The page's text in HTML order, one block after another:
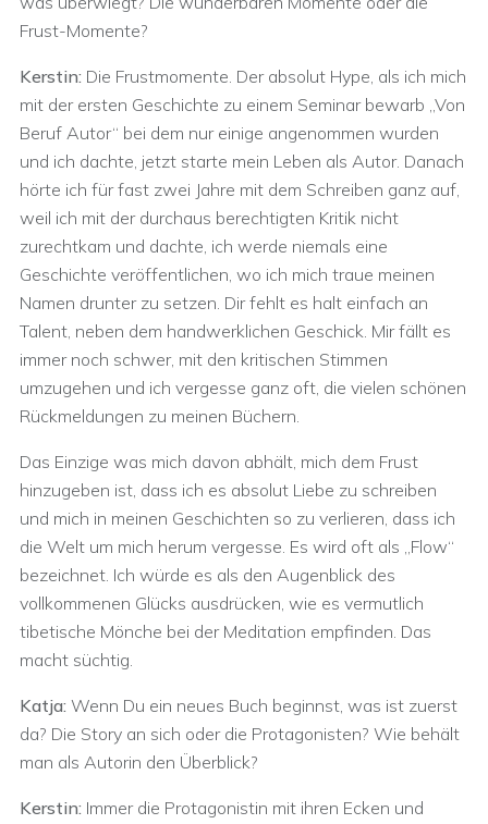
Frust-Momente?
Kerstin: Die Frustmomente. Der absolut Hype, als ich mich
mit der ersten Geschichte zu einem Seminar bewarb „Von
Beruf Autor“ bei dem nur einige angenommen wurden
und ich dachte, jetzt starte mein Leben als Autor. Danach
hörte ich für fast zwei Jahre mit dem Schreiben ganz auf,
weil ich mit der durchaus berechtigten Kritik nicht
zurechtkam und dachte, ich werde niemals eine
Geschichte veröffentlichen, wo ich mich traue meinen
Namen drunter zu setzen. Dir fehlt es halt einfach an
Talent, neben dem handwerklichen Geschick. Mir fällt es
immer noch schwer, mit den kritischen Stimmen
umzugehen und ich vergesse ganz oft, die vielen schönen
Rückmeldungen zu meinen Büchern.
Das Einzige was mich davon abhält, mich dem Frust
hinzugeben ist, dass ich es absolut Liebe zu schreiben
und mich in meinen Geschichten so zu verlieren, dass ich
die Welt um mich herum vergesse. Es wird oft als „Flow“
bezeichnet. Ich würde es als den Augenblick des
vollkommenen Glücks ausdrücken, wie es vermutlich
tibetische Mönche bei der Meditation empfinden. Das
macht süchtig.
Katja: Wenn Du ein neues Buch beginnst, was ist zuerst
da? Die Story an sich oder die Protagonisten? Wie behält
man als Autorin den Überblick?
Kerstin: Immer die Protagonistin mit ihren Ecken und